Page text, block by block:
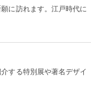
に訪れます。江戸時代に
する特別展や著名デザイ